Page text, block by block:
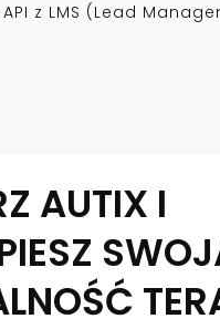
API z LMS (Lead
AUTIX I